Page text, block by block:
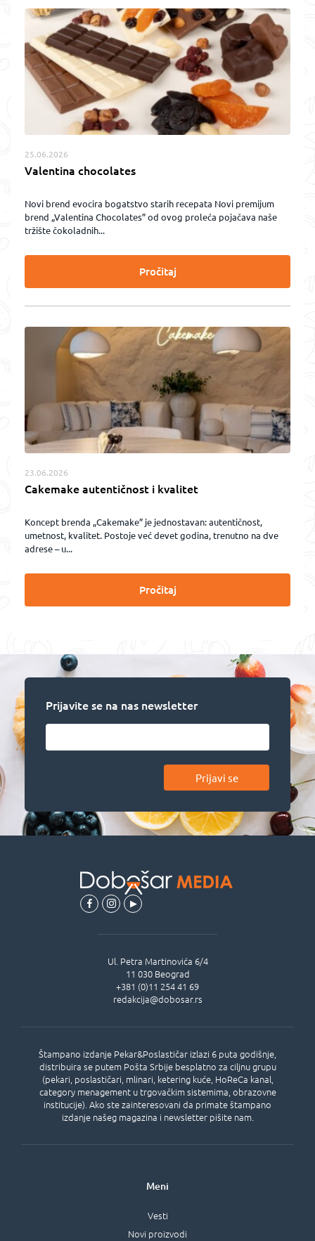
25.06.2026
Valentina chocolates
Novi brend evocira bogatstvo starih recepata Novi premijum
brend „Valentina Chocolates” od ovog proleća pojačava naše
tržište čokoladnih...
Pročitaj
23.06.2026
Cakemake autentičnost i kvalitet
Koncept brenda „Cakemake” je jednostavan: autentičnost,
umetnost, kvalitet. Postoje već devet godina, trenutno na dve
adrese – u...
Pročitaj
Prijavite se na nas newsletter
Prijavi se
Štampano izdanje Pekar&Poslastičar izlazi 6 puta godišnje,
distribuira se putem Pošta Srbije besplatno za ciljnu grupu
(pekari, poslastičari, mlinari, ketering kuće, HoReCa kanal,
category menagement u trgovačkim sistemima, obrazovne
institucije). Ako ste zainteresovani da primate štampano
izdanje našeg magazina i newsletter pišite nam.
Ul. Petra Martinovića 6/4
11 030 Beograd
+381 (0)11 254 41 69
redakcija@dobosar.rs
Meni
Vesti
Novi proizvodi